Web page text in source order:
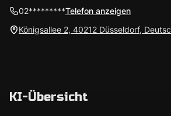
02*********Telefon anzeigen
Königsallee 2, 40212 Düsseldorf,
KI-Übersicht